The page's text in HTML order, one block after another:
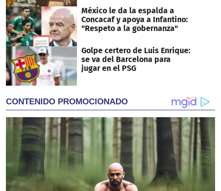
México le da la espalda a
Concacaf y apoya a Infantino:
"Respeto a la gobernanza"
Golpe certero de Luis Enrique:
se va del Barcelona para
jugar en el PSG